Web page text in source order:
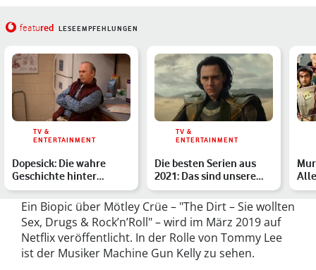
featured LESEEMPFEHLUNGEN
TV &
ENTERTAINMENT
Dopesick: Die wahre
Geschichte hinter
Purdue Pharma und
Familie S…
TV &
ENTERTAINMENT
Die besten Serien aus
2021: Das sind unsere
Highlights
Ein Biopic über Mötley Crüe – "The Dirt – Sie wollten
Sex, Drugs & Rock’n’Roll" – wird im März 2019 auf
Netflix veröffentlicht. In der Rolle von Tommy Lee
ist der Musiker Machine Gun Kelly zu sehen.